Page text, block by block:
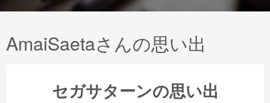
AmaiSaetaさんの思い出
セガサターンの思い出